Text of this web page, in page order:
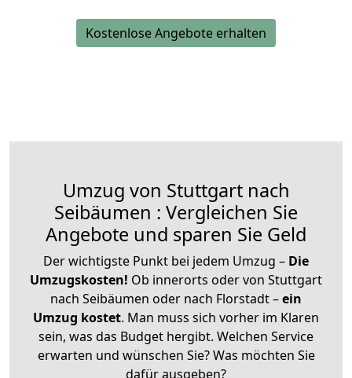
Kostenlose Angebote erhalten
Umzug von Stuttgart nach
Seibäumen : Vergleichen Sie
Angebote und sparen Sie Geld
Der wichtigste Punkt bei jedem Umzug – Die
Umzugskosten! Ob innerorts oder von Stuttgart
nach Seibäumen oder nach Florstadt –ein
Umzug kostet. Man muss sich vorher im Klaren
sein, was das Budget hergibt. Welchen Service
erwarten und wünschen Sie? Was möchten Sie
dafür ausgeben?